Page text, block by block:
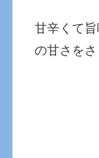
甘辛くて
の甘さをさ